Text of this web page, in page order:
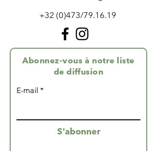
+32 (0)473/79.16.19
Abonnez-vous à notre liste
de diffusion
E-mail
S'abonner